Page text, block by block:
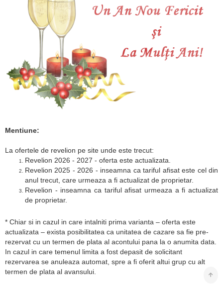
Mentiune:
La ofertele de revelion pe site unde este trecut:
Revelion 2026 - 2027 - oferta este actualizata.
Revelion 2025 - 2026 - inseamna ca tariful afisat este cel din
anul trecut, care urmeaza a fi actualizat de proprietar.
Revelion - inseamna ca tariful afisat urmeaza a fi actualizat
de proprietar.
* Chiar si in cazul in care intalniti prima varianta – oferta este
actualizata – exista posibilitatea ca unitatea de cazare sa fie pre-
rezervat cu un termen de plata al acontului pana la o anumita data.
In cazul in care temenul limita a fost depasit de solicitant
rezervarea se anuleaza automat, spre a fi oferit altui grup cu alt
termen de plata al avansului.